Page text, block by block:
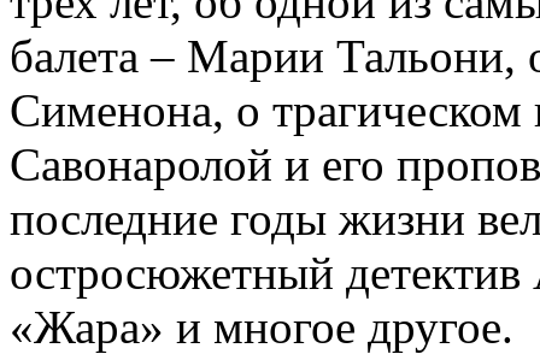
балета – Марии
Сименона, о трагическом
Савонаролой и его
последние годы жизни
остросюжетный детектив
«Жара» и многое другое.